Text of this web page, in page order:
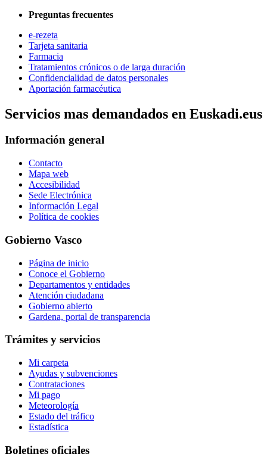
Preguntas frecuentes
e-rezeta
Tarjeta sanitaria
Farmacia
Tratamientos crónicos o de larga duración
Confidencialidad de datos personales
Aportación farmacéutica
Servicios mas demandados en Euskadi.eus
Información general
Contacto
Mapa web
Accesibilidad
Sede Electrónica
Información Legal
Política de cookies
Gobierno Vasco
Página de inicio
Conoce el Gobierno
Departamentos y entidades
Atención ciudadana
Gobierno abierto
Gardena, portal de transparencia
Trámites y servicios
Mi carpeta
Ayudas y subvenciones
Contrataciones
Mi pago
Meteorología
Estado del tráfico
Estadística
Boletines oficiales